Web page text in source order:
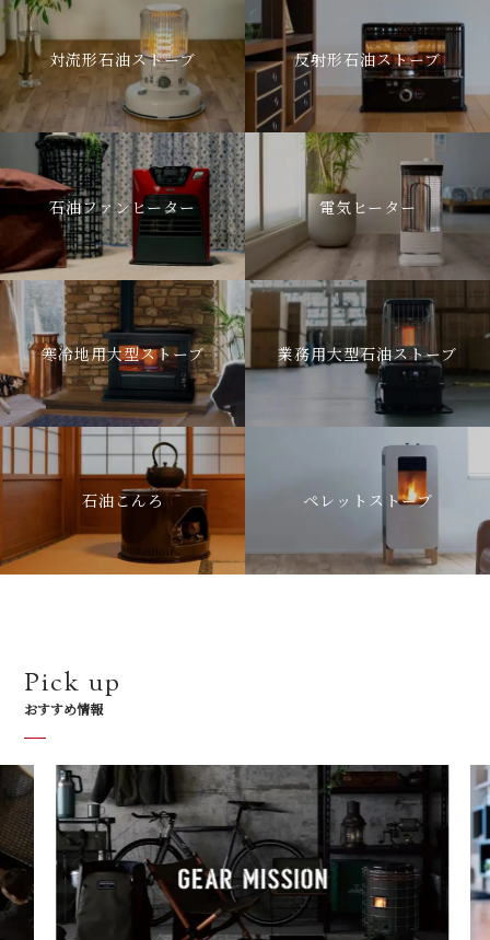
対流形石油ストーブ 反射形石油ストーブ
石油ファンヒーター 電気ヒーター
寒冷地用大型ストーブ 業務用大型石油ストーブ
石油こんろ ペレットストーブ
Pick up
おすすめ情報